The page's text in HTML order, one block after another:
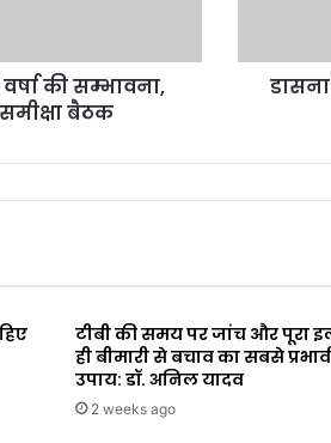
की सम्भावना,
बैठक
टीबी की समय पर जांच और पूरा
ही बीमारी से बचाव का सबसे
उपाय: डॉ. अनिल यादव
2 weeks ago